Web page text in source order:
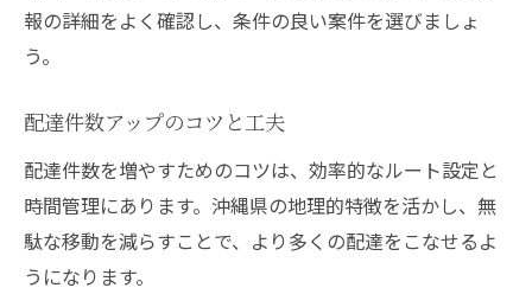
報の詳細をよく確認し、条件の良い案件を選びましょ
う。
配達件数アップのコツと工夫
配達件数を増やすためのコツは、効率的なルート設定と
時間管理にあります。沖縄県の地理的特徴を活かし、無
駄な移動を減らすことで、より多くの配達をこなせるよ
うになります。